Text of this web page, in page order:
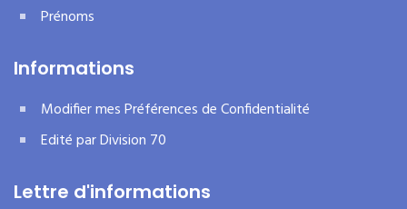
Prénoms
Informations
Modifier mes Préférences de Confidentialité
Edité par Division 70
Lettre d'informations